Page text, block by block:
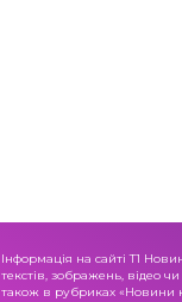
Інформація на сайті Т1
текстів, зображень, відео
також в рубриках «Новини